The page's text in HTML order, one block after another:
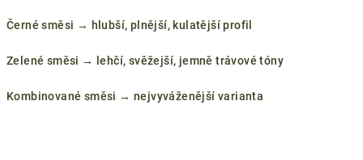
Černé směsi → hlubší, plnější, kulatější profil
Zelené směsi → lehčí, svěžejší, jemně trávové tóny
Kombinované směsi → nejvyváženější varianta